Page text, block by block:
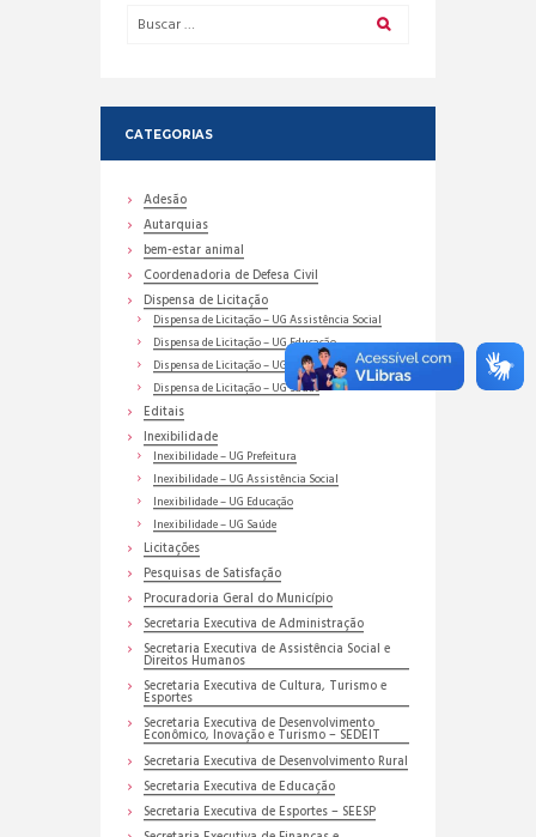
CATEGORIAS
Adesão
Autarquias
bem-estar animal
Coordenadoria de Defesa Civil
Dispensa de Licitação
Dispensa de Licitação – UG Assistência Social
Dispensa de Licitação – UG Educação
Dispensa de Licitação – UG Prefeitura
Dispensa de Licitação – UG Saúde
Editais
Inexibilidade
Inexibilidade – UG Prefeitura
Inexibilidade – UG Assistência Social
Inexibilidade – UG Educação
Inexibilidade – UG Saúde
Licitações
Pesquisas de Satisfação
Procuradoria Geral do Município
Secretaria Executiva de Administração
Secretaria Executiva de Assistência Social e
Direitos Humanos
Secretaria Executiva de Cultura, Turismo e
Esportes
Secretaria Executiva de Desenvolvimento
Econômico, Inovação e Turismo – SEDEIT
Secretaria Executiva de Desenvolvimento Rural
Secretaria Executiva de Educação
Secretaria Executiva de Esportes – SEESP